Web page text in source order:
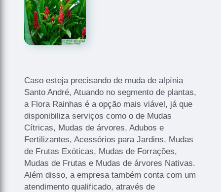
Caso esteja precisando de muda de alpínia
Santo André, Atuando no segmento de plantas,
a Flora Rainhas é a opção mais viável, já que
disponibiliza serviços como o de Mudas
Cítricas, Mudas de árvores, Adubos e
Fertilizantes, Acessórios para Jardins, Mudas
de Frutas Exóticas, Mudas de Forrações,
Mudas de Frutas e Mudas de árvores Nativas.
Além disso, a empresa também conta com um
atendimento qualificado, através de